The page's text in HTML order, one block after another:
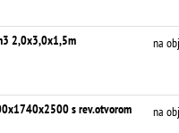
2,0x3,0x1,5m na
s rev.otvorom
na